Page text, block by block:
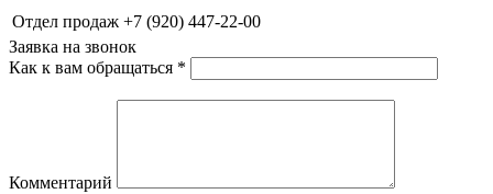
Отдел продаж +7 (920) 447-22-00
Заявка на звонок
Как к вам обращаться *
Комментарий